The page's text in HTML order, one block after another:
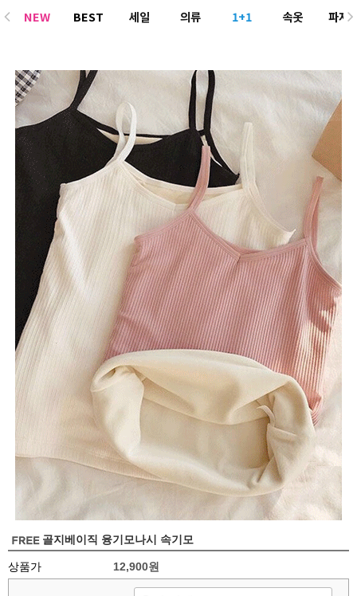
NEW BEST 세일 의류 1+1 속옷
파자
골지베이직 융기모나시 속기모
상품가 12,900원